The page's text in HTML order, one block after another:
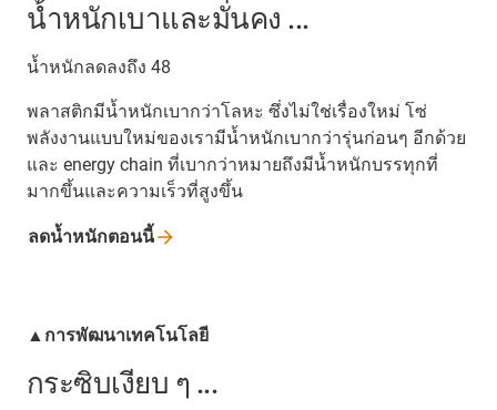
น้ำหนักเบาและมั่นคง ...
น้ำหนักลดลงถึง 48
พลาสติกมีน้ำหนักเบากว่าโลหะ ซึ่งไม่ใช่เรื่องใหม่ โซ่
พลังงานแบบใหม่ของเรามีน้ำหนักเบากว่ารุ่นก่อนๆ อีกด้วย
และ energy chain ที่เบากว่าหมายถึงมีน้ำหนักบรรทุกที่
มากขึ้นและความเร็วที่สูงขึ้น
ลดน้ำหนักตอนนี้
▲การพัฒนาเทคโนโลยี
กระซิบเงียบ ๆ ...